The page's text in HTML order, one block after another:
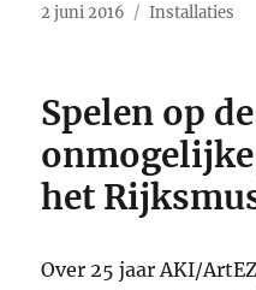
Geplaatst
2 juni 2016 Categorieën
Installaties
Spelen op
het
Over 25 jaar AKI/